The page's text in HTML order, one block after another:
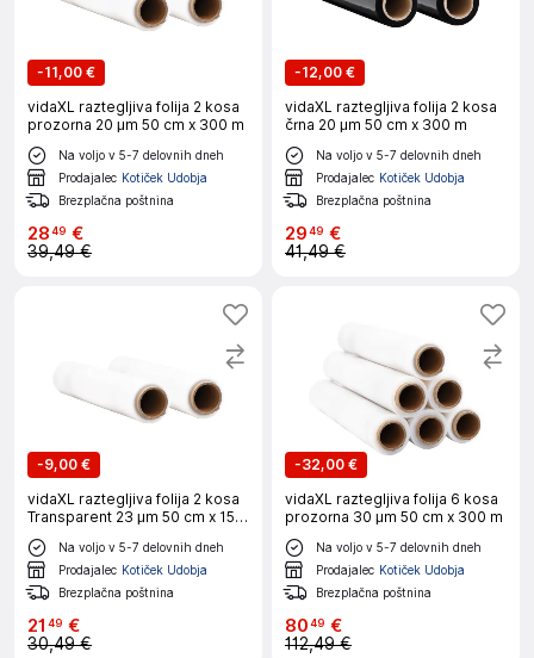
-11,00 €
vidaXL raztegljiva folija 2 kosa
prozorna 20 μm 50 cm x 300 m
Na voljo v 5-7 delovnih dneh
Prodajalec Kotiček Udobja
Brezplačna poštnina
2849 €
39,49 €
-12,00 €
vidaXL raztegljiva folija 2 kosa
črna 20 μm 50 cm x 300 m
Na voljo v 5-7 delovnih dneh
Prodajalec Kotiček Udobja
Brezplačna poštnina
2949 €
41,49 €
-9,00 €
vidaXL raztegljiva folija 2 kosa
Transparent 23 μm 50 cm x 150
m
Na voljo v 5-7 delovnih dneh
Prodajalec Kotiček Udobja
Brezplačna poštnina
21 49 €
30,49 €
-32,00 €
vidaXL raztegljiva folija 6 kosa
prozorna 30 μm 50 cm x 300 m
Na voljo v 5-7 delovnih dneh
Prodajalec Kotiček Udobja
Brezplačna poštnina
8049 €
112,49 €